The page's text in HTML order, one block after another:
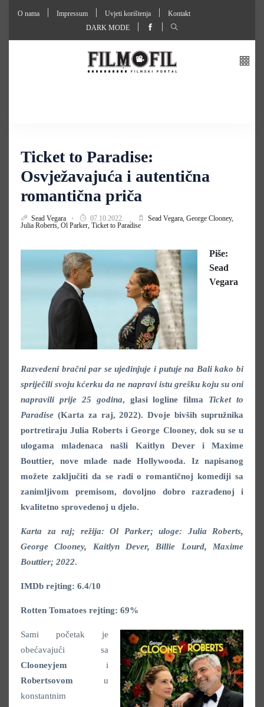
O nama Impressum Uvjeti korištenja
Kontakt
DARK MODE
Ticket to Paradise:
Osvježavajuća i autentična
romantična priča
Sead Vegara 07.10.2022. Sead Vegara, George Clooney,
Julia Roberts, Ol Parker, Ticket to Paradise
Piše:
Sead
Vegara
Razvedeni bračni par se ujedinjuje i putuje na Bali kako bi
spriječili svoju kćerku da ne napravi istu grešku koju su oni
napravili prije 25 godina, glasi logline filma Ticket to
Paradise (Karta za raj, 2022). Dvoje bivših supružnika
portretiraju Julia Roberts i George Clooney, dok su se u
ulogama mladenaca našli Kaitlyn Dever i Maxime
Bouttier, nove mlade nade Hollywooda. Iz napisanog
možete zaključiti da se radi o romantičnoj komediji sa
zanimljivom premisom, dovoljno dobro razrađenoj i
kvalitetno sprovedenoj u djelo.
Karta za raj; režija: Ol Parker; uloge: Julia Roberts,
George Clooney, Kaitlyn Dever, Billie Lourd, Maxime
Bouttier; 2022.
IMDb rejting: 6.4/10
Rotten Tomatoes rejting: 69%
Sami početak je
obećavajući sa
Clooneyjem i
Robertsovom u
konstantnim